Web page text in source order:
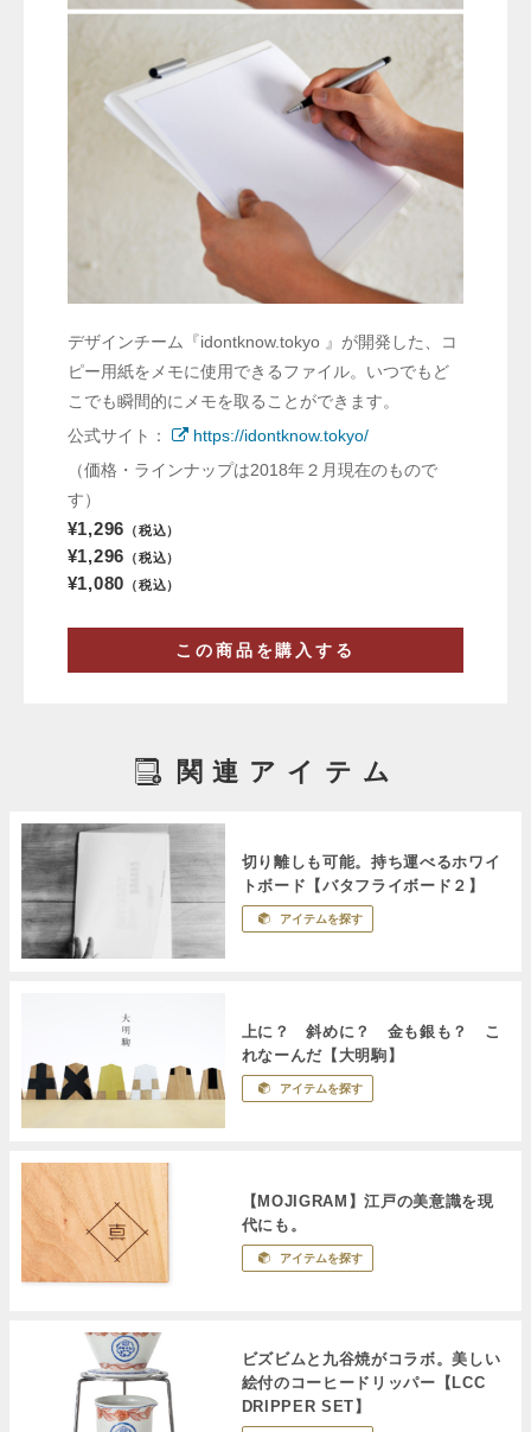
デザインチーム『idontknow.tokyo 』が開発した、コ
ピー用紙をメモに使用できるファイル。いつでもど
こでも瞬間的にメモを取ることができます。
公式サイト：
https://idontknow.tokyo/
（価格・ラインナップは2018年２月現在のもので
す）
¥1,296 （税込）
¥1,296 （税込）
¥1,080 （税込）
この商品を購入する
関連アイテム
切り離しも可能。持ち運べるホワイ
トボード【バタフライボード２】
アイテムを探す
上に？ 斜めに？ 金も銀も？ こ
れなーんだ【大明駒】
アイテムを探す
【MOJIGRAM】江戸の美意識を現
代にも。
アイテムを探す
ビズビムと九谷焼がコラボ。美しい
絵付のコーヒードリッパー【LCC
DRIPPER SET】